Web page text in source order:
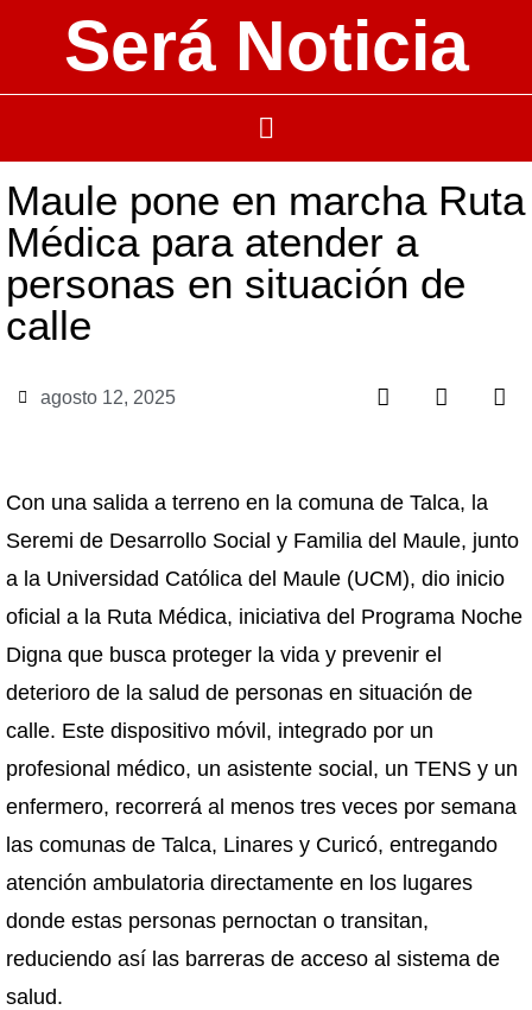
Será Noticia
Maule pone en marcha Ruta
Médica para atender a
personas en situación de
calle
agosto 12, 2025
Con una salida a terreno en la comuna de Talca, la
Seremi de Desarrollo Social y Familia del Maule, junto
a la Universidad Católica del Maule (UCM), dio inicio
oficial a la Ruta Médica, iniciativa del Programa Noche
Digna que busca proteger la vida y prevenir el
deterioro de la salud de personas en situación de
calle. Este dispositivo móvil, integrado por un
profesional médico, un asistente social, un TENS y un
enfermero, recorrerá al menos tres veces por semana
las comunas de Talca, Linares y Curicó, entregando
atención ambulatoria directamente en los lugares
donde estas personas pernoctan o transitan,
reduciendo así las barreras de acceso al sistema de
salud.